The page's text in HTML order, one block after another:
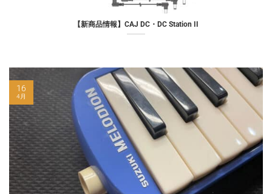
【新商品情報】CAJ DC・DC Station II
16
4月